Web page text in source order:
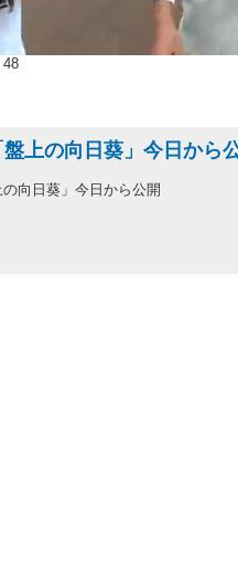
上の向日葵」今日か
向日葵」今日から公開